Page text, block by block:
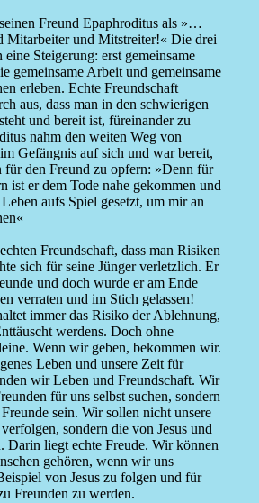
Freund Epaphroditus als »…
Mitarbeiter und Mitstreiter!« Die drei
Steigerung: erst gemeinsame
gemeinsame Arbeit und gemeinsame
erleben. Echte Freundschaft
aus, dass man in den schwierigen
und bereit ist, füreinander zu
nahm den weiten Weg von
Gefängnis auf sich und war bereit,
für den Freund zu opfern: »Denn für
ist er dem Tode nahe gekommen und
aufs Spiel gesetzt, um mir an
Freundschaft, dass man Risiken
sich für seine Jünger verletzlich. Er
und doch wurde er am Ende
verraten und im Stich gelassen!
immer das Risiko der Ablehnung,
werdens. Doch ohne
Wenn wir geben, bekommen wir.
Leben und unsere Zeit für
wir Leben und Freundschaft. Wir
für uns selbst suchen, sondern
sein. Wir sollen nicht unsere
sondern die von Jesus und
Darin liegt echte Freude. Wir können
gehören, wenn wir uns
von Jesus zu folgen und für
Freunden zu werden.